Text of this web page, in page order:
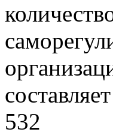
составляет
532